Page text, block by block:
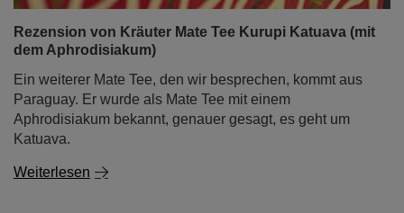
Rezension von Kräuter Mate Tee Kurupi Katuava (mit
dem Aphrodisiakum)
Ein weiterer Mate Tee, den wir besprechen, kommt aus
Paraguay. Er wurde als Mate Tee mit einem
Aphrodisiakum bekannt, genauer gesagt, es geht um
Katuava.
Weiterlesen